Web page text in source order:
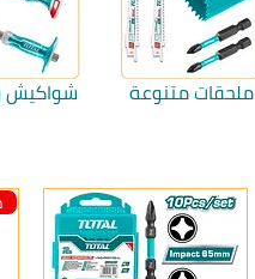
شواكيش ملحقات متنوعة